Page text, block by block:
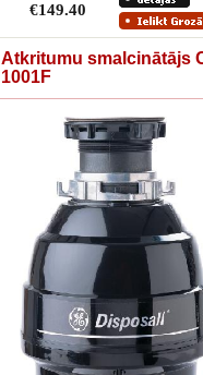
€149.40
Atkritumu smalcinātājs
1001F